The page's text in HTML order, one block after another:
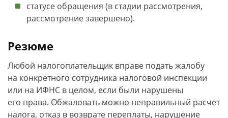
статусе обращения (в стадии рассмотрения,
рассмотрение завершено).
Резюме
Любой налогоплательщик вправе подать жалобу
на конкретного сотрудника налоговой инспекции
или на ИФНС в целом, если были нарушены
его права. Обжаловать можно неправильный расчет
налога, отказ в возврате переплаты, нарушение